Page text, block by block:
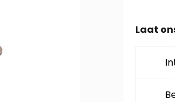
Laat